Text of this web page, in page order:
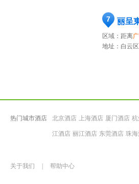
7 丽呈
区域：距离
地址： 白云
热门城市酒店 北京酒店 上海酒店 厦门酒店
江酒店 丽江酒店 东莞酒店 珠
关于我们
帮助中心